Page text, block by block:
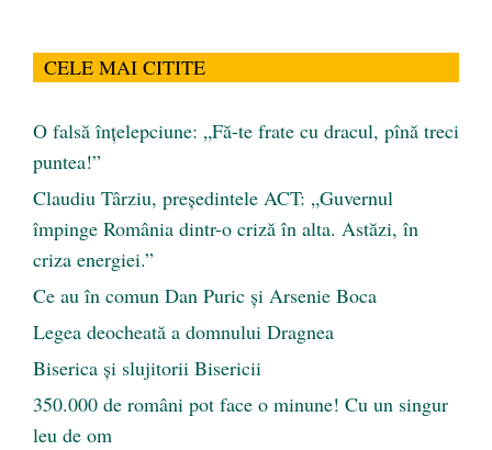
CELE MAI CITITE
O falsă înțelepciune: „Fă-te frate cu dracul, pînă treci
puntea!”
Claudiu Târziu, președintele ACT: „Guvernul
împinge România dintr-o criză în alta. Astăzi, în
criza energiei.”
Ce au în comun Dan Puric şi Arsenie Boca
Legea deocheată a domnului Dragnea
Biserica și slujitorii Bisericii
350.000 de români pot face o minune! Cu un singur
leu de om